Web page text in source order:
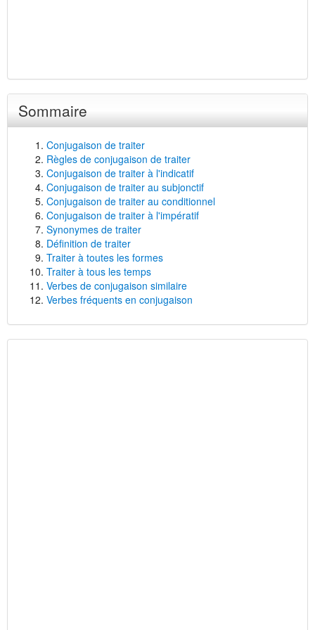
Sommaire
Conjugaison de traiter
Règles de conjugaison de traiter
Conjugaison de traiter à l'indicatif
Conjugaison de traiter au subjonctif
Conjugaison de traiter au conditionnel
Conjugaison de traiter à l'impératif
Synonymes de traiter
Définition de traiter
Traiter à toutes les formes
Traiter à tous les temps
Verbes de conjugaison similaire
Verbes fréquents en conjugaison